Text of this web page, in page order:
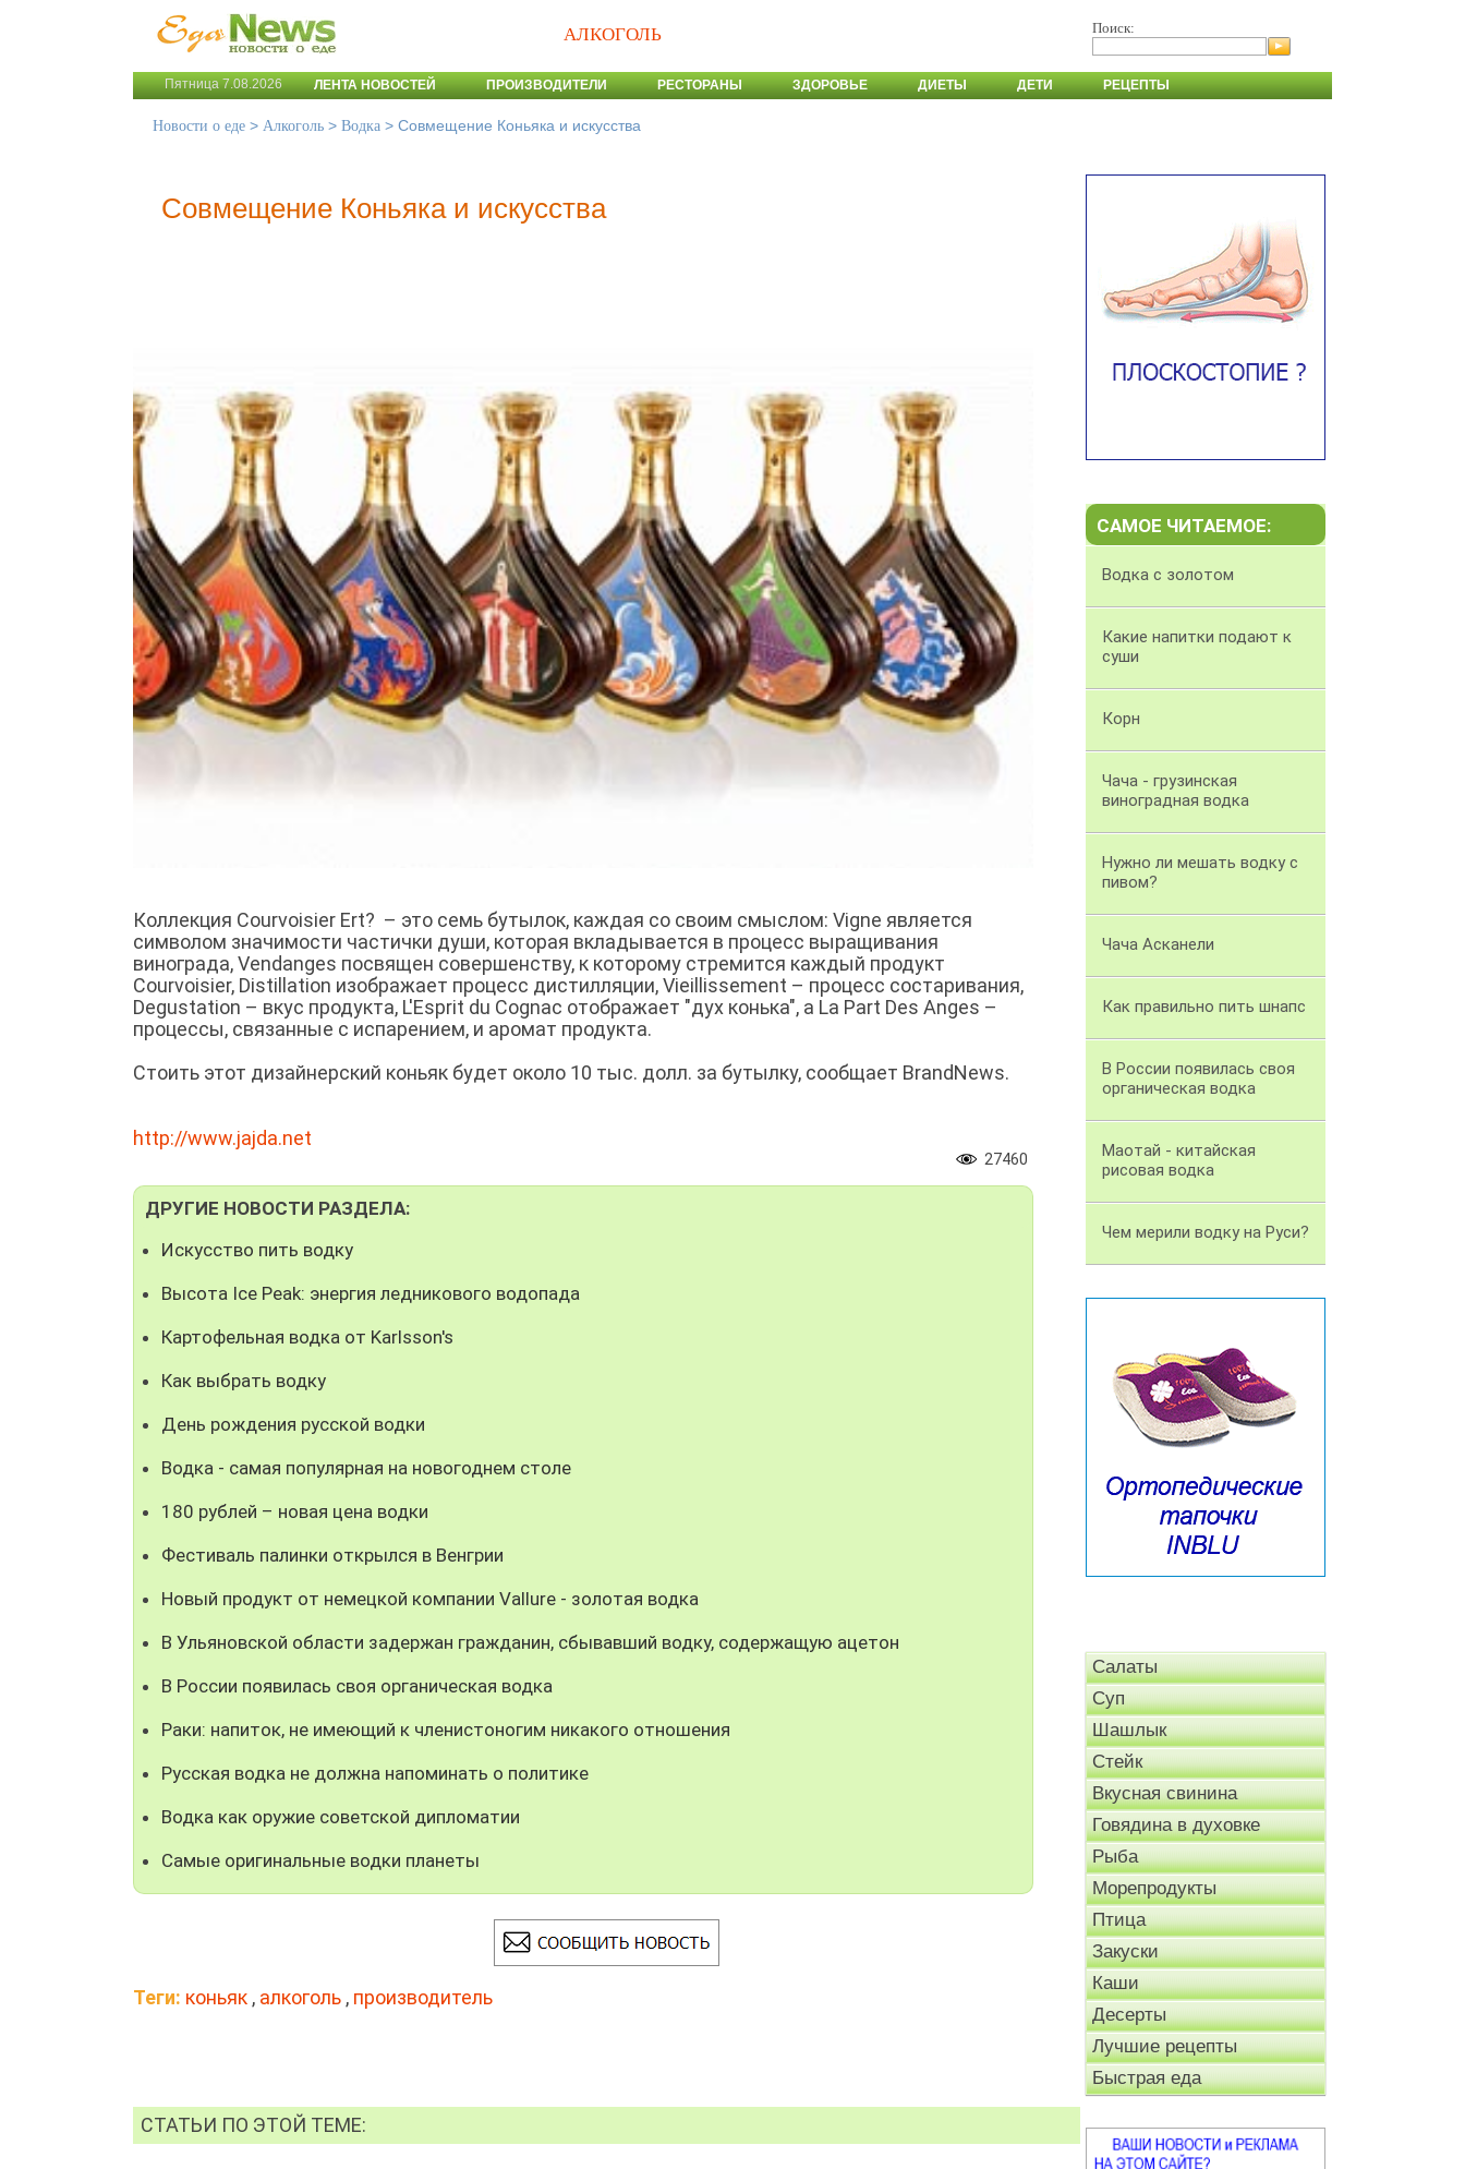
АЛКОГОЛЬ Поиск:
Пятница 7.08.2026 ЛЕНТА НОВОСТЕЙ ПРОИЗВОДИТЕЛИ РЕСТОРАНЫ ЗДОРОВЬЕ ДИЕТЫ ДЕТИ РЕЦЕПТЫ
Новости о еде > Алкоголь > Водка > Совмещение Коньяка и искусства
Совмещение Коньяка и искусства
Коллекция Courvoisier Ert? – это семь бутылок, каждая со своим смыслом: Vigne является
символом значимости частички души, которая вкладывается в процесс выращивания
винограда, Vendanges посвящен совершенству, к которому стремится каждый продукт
Courvoisier, Distillation изображает процесс дистилляции, Vieillissement – процесс состаривания,
Degustation – вкус продукта, L'Esprit du Cognac отображает "дух конька", а La Part Des Anges –
процессы, связанные с испарением, и аромат продукта.
Стоить этот дизайнерский коньяк будет около 10 тыс. долл. за бутылку, сообщает BrandNews.
http://www.jajda.net
27460
ДРУГИЕ НОВОСТИ РАЗДЕЛА:
Искусство пить водку
Высота Ice Peak: энергия ледникового водопада
Картофельная водка от Karlsson's
Как выбрать водку
День рождения русской водки
Водка - самая популярная на новогоднем столе
180 рублей – новая цена водки
Фестиваль палинки открылся в Венгрии
Новый продукт от немецкой компании Vallure - золотая водка
В Ульяновской области задержан гражданин, сбывавший водку, содержащую ацетон
В России появилась своя органическая водка
Раки: напиток, не имеющий к членистоногим никакого отношения
Русская водка не должна напоминать о политике
Водка как оружие советской дипломатии
Самые оригинальные водки планеты
Теги: коньяк , алкоголь , производитель
СТАТЬИ ПО ЭТОЙ ТЕМЕ:
САМОЕ ЧИТАЕМОЕ:
Водка с золотом
Какие напитки подают к
суши
Корн
Чача - грузинская
виноградная водка
Нужно ли мешать водку с
пивом?
Чача Асканели
Как правильно пить шнапс
В России появилась своя
органическая водка
Маотай - китайская
рисовая водка
Чем мерили водку на Руси?
Салаты
Суп
Шашлык
Стейк
Вкусная свинина
Говядина в духовке
Рыба
Морепродукты
Птица
Закуски
Каши
Десерты
Лучшие рецепты
Быстрая еда